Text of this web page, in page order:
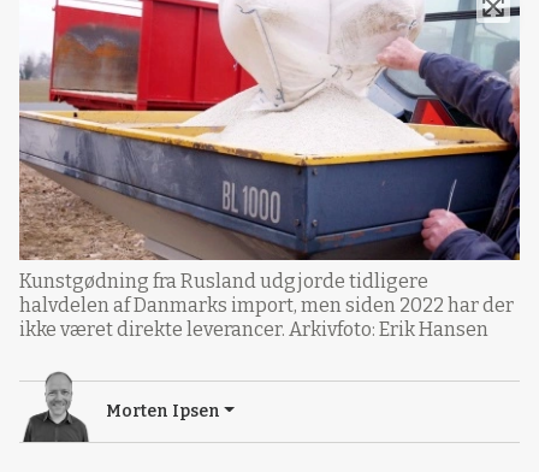
Kunstgødning fra Rusland udgjorde tidligere
halvdelen af Danmarks import, men siden 2022 har der
ikke været direkte leverancer. Arkivfoto: Erik Hansen
Morten Ipsen